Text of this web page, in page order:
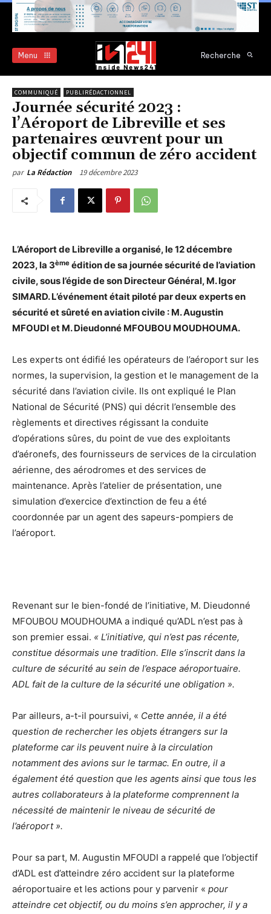
Menu Recherche
COMMUNIQUÉ PUBLIRÉDACTIONNEL
Journée sécurité 2023 :
l’Aéroport de Libreville et ses
partenaires œuvrent pour un
objectif commun de zéro accident
par La Rédaction 19 décembre 2023
L’Aéroport de Libreville a organisé, le 12 décembre
2023, la 3ème édition de sa journée sécurité de l’aviation
civile, sous l’égide de son Directeur Général, M. Igor
SIMARD. L’événement était piloté par deux experts en
sécurité et sûreté en aviation civile : M. Augustin
MFOUDI et M. Dieudonné MFOUBOU MOUDHOUMA.
Les experts ont édifié les opérateurs de l’aéroport sur les
normes, la supervision, la gestion et le management de la
sécurité dans l’aviation civile. Ils ont expliqué le Plan
National de Sécurité (PNS) qui décrit l’ensemble des
règlements et directives régissant la conduite
d’opérations sûres, du point de vue des exploitants
d’aéronefs, des fournisseurs de services de la circulation
aérienne, des aérodromes et des services de
maintenance. Après l’atelier de présentation, une
simulation d’exercice d’extinction de feu a été
coordonnée par un agent des sapeurs-pompiers de
l’aéroport.
Revenant sur le bien-fondé de l’initiative, M. Dieudonné
MFOUBOU MOUDHOUMA a indiqué qu’ADL n’est pas à
son premier essai. « L’initiative, qui n’est pas récente,
constitue désormais une tradition. Elle s’inscrit dans la
culture de sécurité au sein de l’espace aéroportuaire.
ADL fait de la culture de la sécurité une obligation ».
Par ailleurs, a-t-il poursuivi, « Cette année, il a été
question de rechercher les objets étrangers sur la
plateforme car ils peuvent nuire à la circulation
notamment des avions sur le tarmac. En outre, il a
également été question que les agents ainsi que tous les
autres collaborateurs à la plateforme comprennent la
nécessité de maintenir le niveau de sécurité de
l’aéroport ».
Pour sa part, M. Augustin MFOUDI a rappelé que l’objectif
d’ADL est d’atteindre zéro accident sur la plateforme
aéroportuaire et les actions pour y parvenir « pour
atteindre cet objectif, ou du moins s’en approcher, il y a